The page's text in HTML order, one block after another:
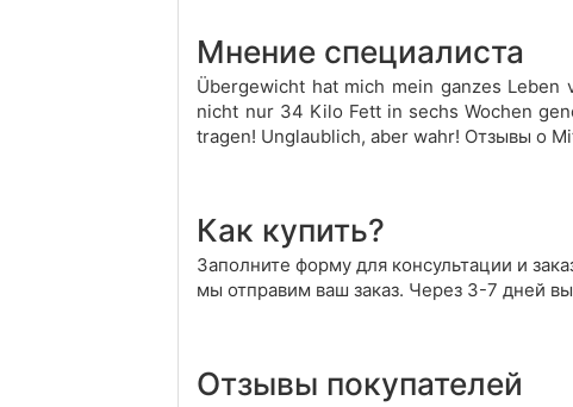
Мнение специалиста
Übergewicht hat mich mein ganzes
nicht nur 34 Kilo Fett in sechs Wochen
tragen! Unglaublich, aber wahr! Отзывы о
Как купить?
Заполните форму для консультации и
мы отправим ваш заказ. Через 3-7 дней
Отзывы покупателей